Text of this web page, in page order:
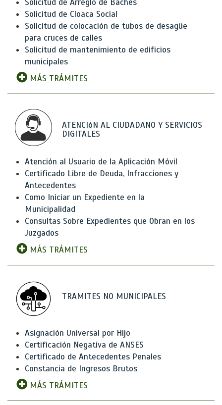
Solicitud de Arreglo de Baches
Solicitud de Cloaca Social
Solicitud de colocación de tubos de desagüe
para cruces de calles
Solicitud de mantenimiento de edificios
municipales
MÁS TRÁMITES
ATENCIóN AL CIUDADANO Y SERVICIOS
DIGITALES
Atención al Usuario de la Aplicación Móvil
Certificado Libre de Deuda, Infracciones y
Antecedentes
Como Iniciar un Expediente en la
Municipalidad
Consultas Sobre Expedientes que Obran en los
Juzgados
MÁS TRÁMITES
TRAMITES NO MUNICIPALES
Asignación Universal por Hijo
Certificación Negativa de ANSES
Certificado de Antecedentes Penales
Constancia de Ingresos Brutos
MÁS TRÁMITES